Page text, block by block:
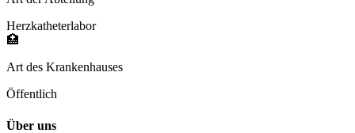
Herzkatheterlabor
🏥
Art des Krankenhauses
Öffentlich
Über uns